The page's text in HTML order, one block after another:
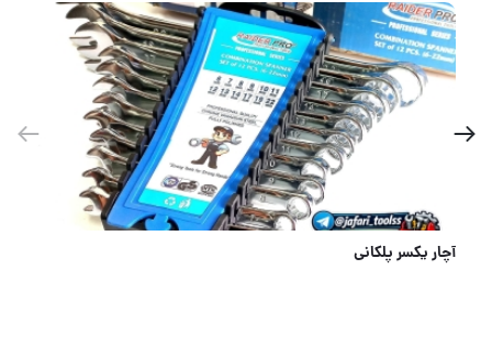
متر اندازه گیری